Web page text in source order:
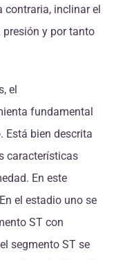
contraria, inclinar el
y por tanto
el
fundamental
Está bien descrita
características
En este
el estadio uno se
ST con
segmento ST se